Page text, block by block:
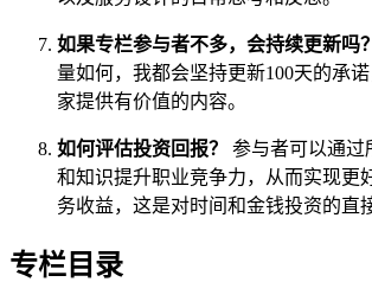
如果专栏参与者不多，会持续更新吗？
量如何，我都会坚持更新100天的承
家提供有价值的内容。
如何评估投资回报？
参与者可以通过
和知识提升职业竞争力，从而实现更
务收益，这是对时间和金钱投资的直
专栏目录